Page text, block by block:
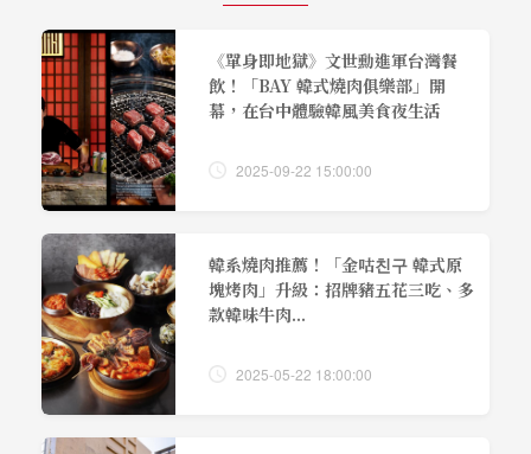
《單身即地獄》文世勳進軍台灣餐
飲！「BAY 韓式燒肉俱樂部」開
幕，在台中體驗韓風美食夜生活
2025-09-22 15:00:00
韓系燒肉推薦！「金咕친구 韓式原
塊烤肉」升級：招牌豬五花三吃、多
款韓味牛肉...
2025-05-22 18:00:00